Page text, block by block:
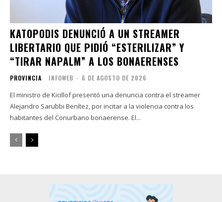
KATOPODIS DENUNCIÓ A UN STREAMER
LIBERTARIO QUE PIDIÓ “ESTERILIZAR” Y
“TIRAR NAPALM” A LOS BONAERENSES
PROVINCIA INFOWEB - 6 DE AGOSTO DE 2026
El ministro de Kicillof presentó una denuncia contra el streamer
Alejandro Sarubbi Benítez, por incitar a la violencia contra los
habitantes del Conurbano bonaerense. El...